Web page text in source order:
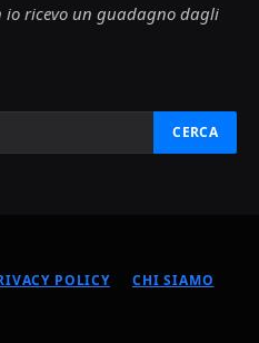
ricevo un guadagno dagli
POLICY CHI SIAMO